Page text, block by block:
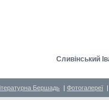
Сливінський
Бершадь | Фотогалереї